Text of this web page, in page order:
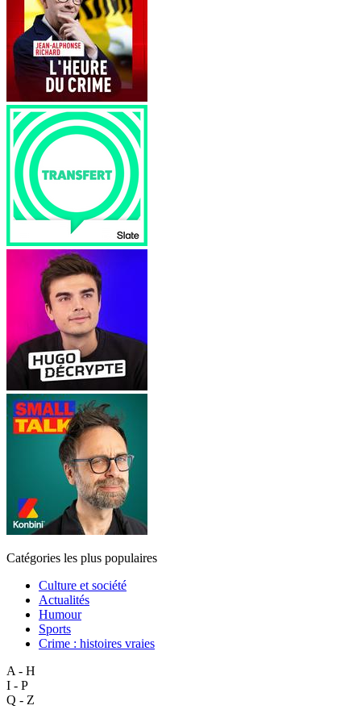
Catégories les plus populaires
Culture et société
Actualités
Humour
Sports
Crime : histoires vraies
A - H
I - P
Q - Z